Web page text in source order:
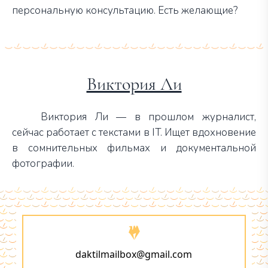
персональную консультацию. Есть желающие?
Виктория Ли
Виктория Ли — в прошлом журналист,
сейчас работает с текстами в IT. Ищет вдохновение
в сомнительных фильмах и документальной
фотографии.
daktilmailbox@gmail.com